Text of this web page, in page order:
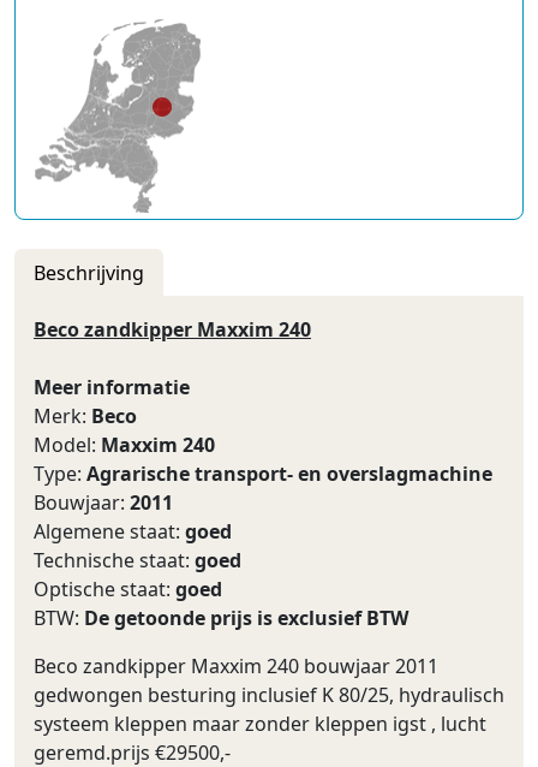
Beschrijving
Beco zandkipper Maxxim 240
Meer informatie
Merk: Beco
Model: Maxxim 240
Type: Agrarische transport- en overslagmachine
Bouwjaar: 2011
Algemene staat: goed
Technische staat: goed
Optische staat: goed
BTW: De getoonde prijs is exclusief BTW
Beco zandkipper Maxxim 240 bouwjaar 2011
gedwongen besturing inclusief K 80/25, hydraulisch
systeem kleppen maar zonder kleppen igst , lucht
geremd.prijs €29500,-